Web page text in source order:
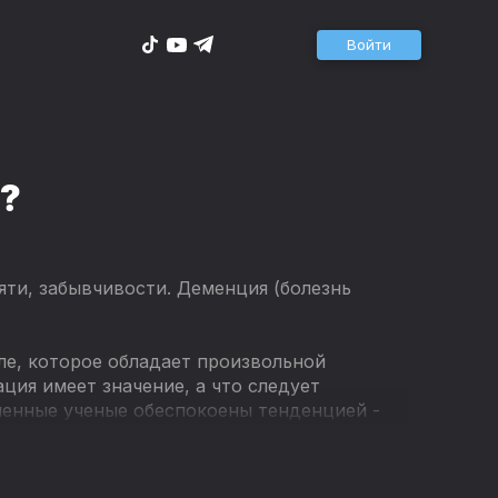
Войти
забывчивости. Деменция (болезнь
которое обладает произвольной
имеет значение, а что следует
ученые обеспокоены тенденцией -
молодых людей.